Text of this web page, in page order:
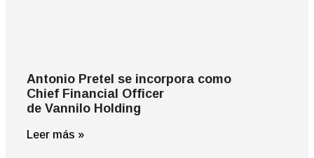
Antonio Pretel se incorpora como
Chief Financial Officer
de Vannilo Holding
Leer más »